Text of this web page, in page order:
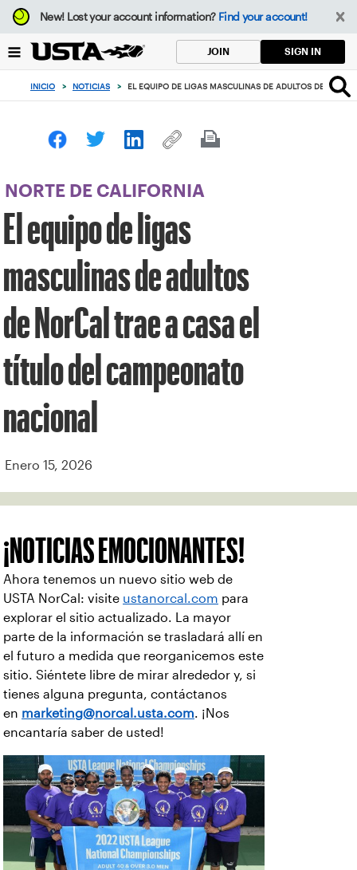
Enfoque
desde
botón
volver
principio
New!Lost your account information? Find your account!
JOIN SIGN IN
INICIO > NOTICIAS > EL EQUIPO DE LIGAS MASCULINAS DE ADULTOS DE
NORTE DE CALIFORNIA
El equipo de ligas
masculinas de adultos
de NorCal trae a casa el
título del campeonato
nacional
Enero 15, 2026
¡NOTICIAS EMOCIONANTES!
Ahora tenemos un nuevo sitio web de
USTA NorCal: visite ustanorcal.com para
explorar el sitio actualizado. La mayor
parte de la información se trasladará allí en
el futuro a medida que reorganicemos este
sitio. Siéntete libre de mirar alrededor y, si
tienes alguna pregunta, contáctanos
en marketing@norcal.usta.com. ¡Nos
encantaría saber de usted!